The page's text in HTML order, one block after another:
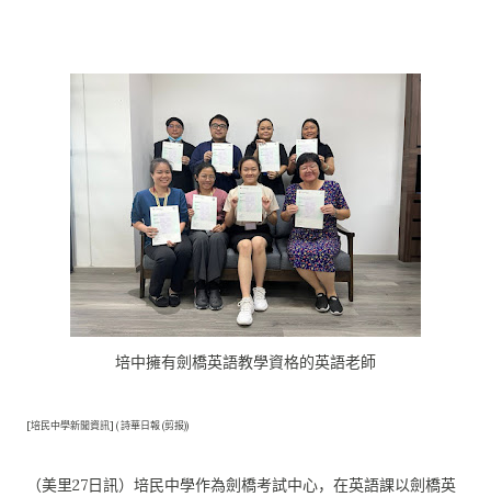
培中擁有劍橋英語教學資格的英語老師
[培民中學新聞資訊] ( 詩華日報 (剪报))
（美里27日訊）培民中學作為劍橋考試中心， 在英語課以劍橋英